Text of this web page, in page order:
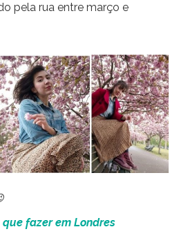
pela rua entre março e
fazer em Londres